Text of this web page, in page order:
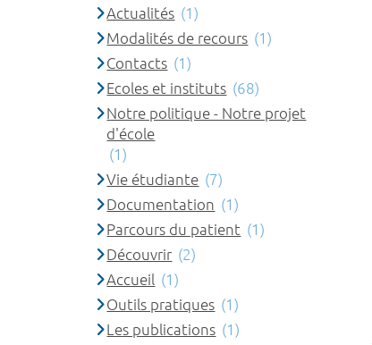
Actualités (1)
Modalités de recours (1)
Contacts (1)
Ecoles et instituts (68)
Notre politique - Notre projet
d'école
(1)
Vie étudiante (7)
Documentation (1)
Parcours du patient (1)
Découvrir (2)
Accueil (1)
Outils pratiques (1)
Les publications (1)